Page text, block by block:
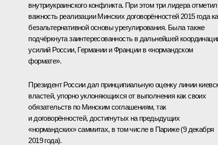
внутриукраинского конфликта. При этом три лидера
важность реализации Минских договорённостей 2015 года
безальтернативной основы урегулирования. Была также
подчёркнута заинтересованность в дальнейшей
усилий России, Германии и Франции в «нормандском
формате».
Президент России дал принципиальную оценку линии
властей, упорно уклоняющихся от выполнения как своих
обязательств по Минским соглашениям, так
и договорённостей, достигнутых на предыдущих
«нормандских» саммитах, в том числе в Париже (9 декабря
2019 года).